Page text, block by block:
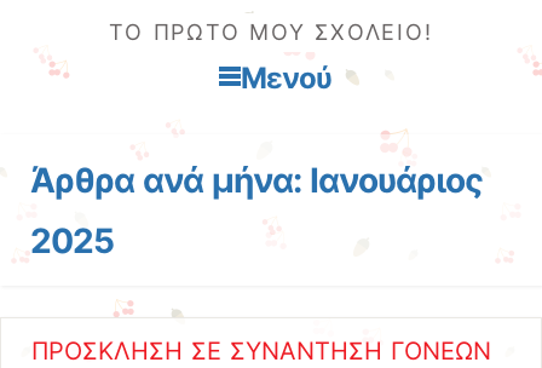
ΤΟ ΠΡΏΤΟ ΜΟΥ ΣΧΟΛΕΊΟ!
Μενού
Άρθρα ανά μήνα: Ιανουάριος
2025
ΠΡΟΣΚΛΗΣΗ ΣΕ ΣΥΝΑΝΤΗΣΗ ΓΟΝΕΩΝ